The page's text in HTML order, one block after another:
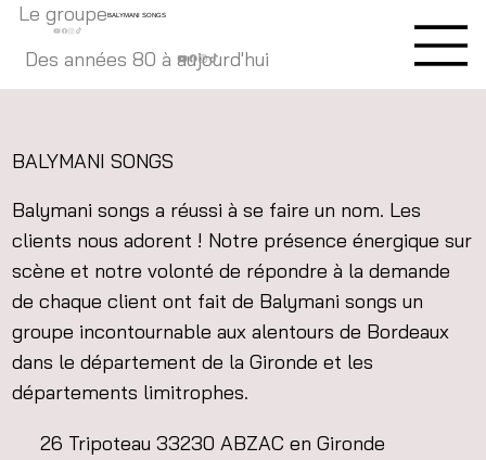
BALYMANI SONGS
Le groupe
Des années 80 à aujourd'hui
Balymani songs a réussi à se faire un nom. Les
clients nous adorent ! Notre présence énergique sur
scène et notre volonté de répondre à la demande
de chaque client ont fait de Balymani songs un
groupe incontournable aux alentours de Bordeaux
dans le département de la Gironde et les
départements limitrophes.
26 Tripoteau 33230 ABZAC en Gironde
BALYMANI SONGS